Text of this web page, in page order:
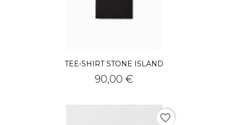
TEE-SHIRT STONE ISLAND
Prix
90,00 €
favorite_border